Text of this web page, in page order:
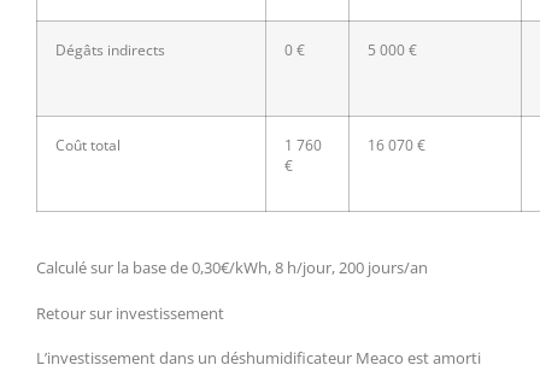
Dégâts indirects 0 € 5 000 €
Coût total
1 760
€
16 070 €
Calculé sur la base de 0,30€/kWh, 8 h/jour, 200 jours/an
Retour sur investissement
L’investissement dans un déshumidificateur Meaco est amorti